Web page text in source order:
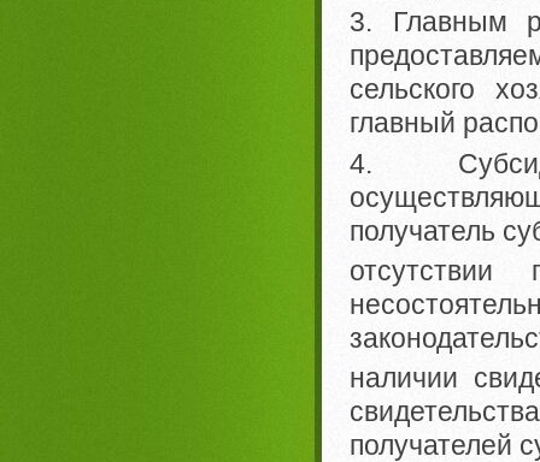
3. Главным
сельского
главный
4.
получатель
отсутствии
наличии
получателей